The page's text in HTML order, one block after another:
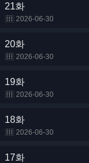
21화
2026-06-30
20화
2026-06-30
19화
2026-06-30
18화
2026-06-30
17화